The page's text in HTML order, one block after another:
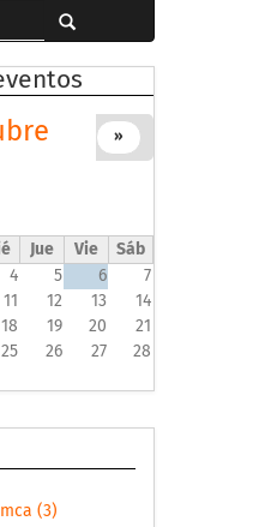
»
Jue Vie
Sáb
4 5 6
7
11 12 13
14
18 19 20
21
25 26 27
28
(3)